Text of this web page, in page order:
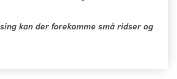
kan der forekomme små ridser og